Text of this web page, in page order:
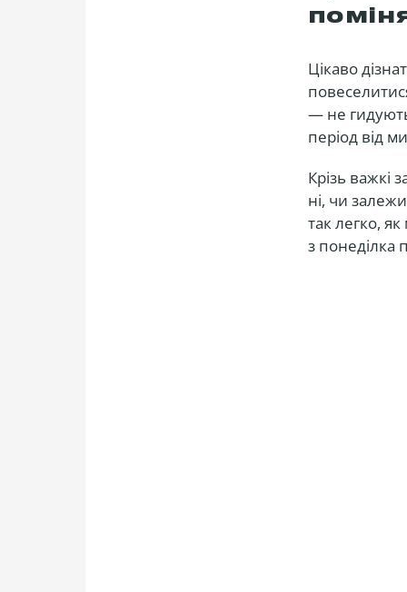
Цікаво
— не
період від
Крізь важкі
ні, чи
так легко,
з понеділка